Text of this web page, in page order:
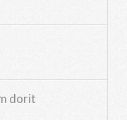
dorit